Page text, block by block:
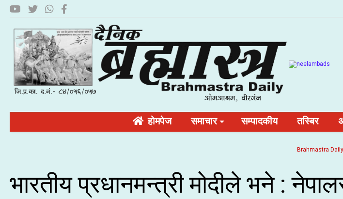
होमपेज समाचार सम्पादकीय तस्बिर
Brahmastra Daily is
भारतीय प्रधानमन्त्री मोदीले भने :